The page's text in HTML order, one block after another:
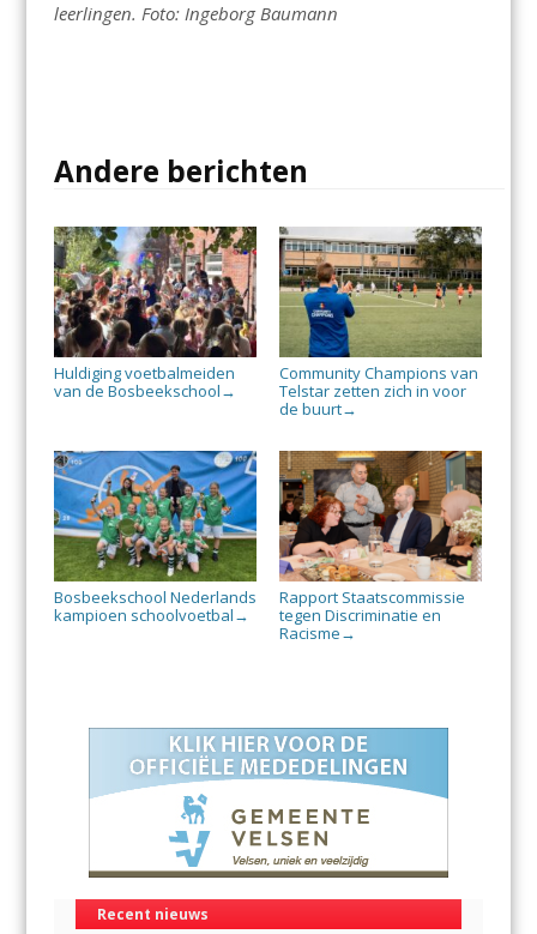
leerlingen. Foto: Ingeborg Baumann
Andere berichten
Huldiging voetbalmeiden
van de Bosbeekschool →
Community Champions van
Telstar zetten zich in voor
de buurt→
Bosbeekschool Nederlands
kampioen schoolvoetbal →
Rapport Staatscommissie
tegen Discriminatie en
Racisme →
Recent nieuws